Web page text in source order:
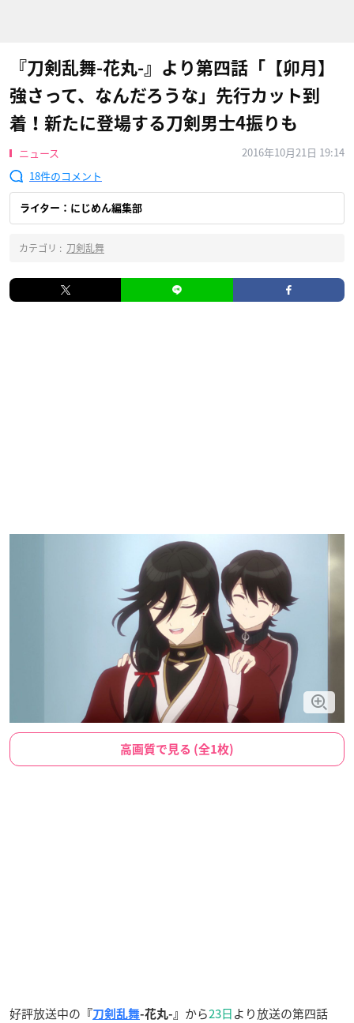
『刀剣乱舞-花丸-』より第四話「【卯月】
強さって、なんだろうな」先行カット到
着！新たに登場する刀剣男士4振りも
ニュース
2016年10月21日 19:14
18
ライター：にじめん編集部
カテゴリ : 刀剣乱舞
高画質で見る (全1枚)
好評放送中の 『刀剣乱舞-花丸-』 から23日より放送の第四話